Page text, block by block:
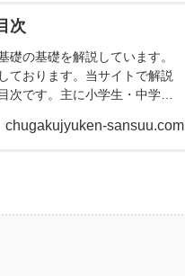
次
の基礎を解説しています。
ております。当サイトで解説
次です。主に小学生・中学受
chugakujyuken-sansuu.com